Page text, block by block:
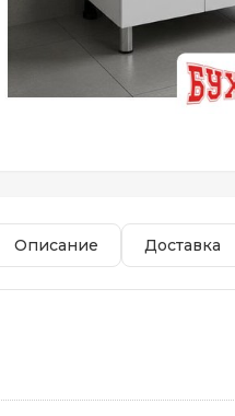
Описание Доставка